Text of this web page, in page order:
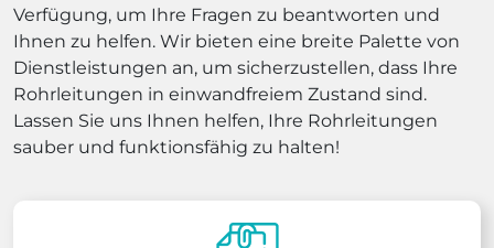
Verfügung, um Ihre Fragen zu beantworten und
Ihnen zu helfen. Wir bieten eine breite Palette von
Dienstleistungen an, um sicherzustellen, dass Ihre
Rohrleitungen in einwandfreiem Zustand sind.
Lassen Sie uns Ihnen helfen, Ihre Rohrleitungen
sauber und funktionsfähig zu halten!